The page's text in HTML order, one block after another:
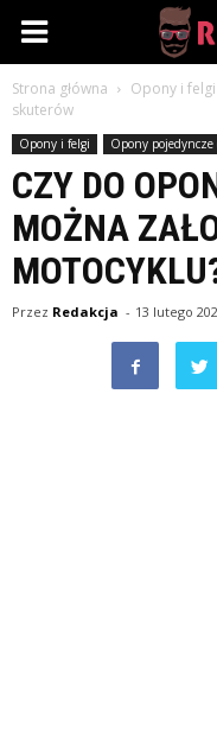
Rebel-
TV.pl
Strona główna Opony i felgi
skuterów
Opony i felgi Opony
CZY DO
MOŻNA
Przez Redakcja - 13 lutego